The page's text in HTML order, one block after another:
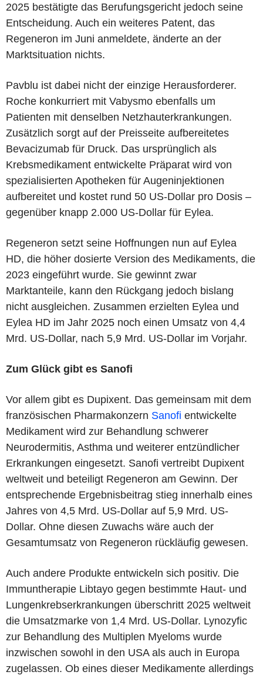
2025 bestätigte das Berufungsgericht jedoch seine
Entscheidung. Auch ein weiteres Patent, das
Regeneron im Juni anmeldete, änderte an der
Marktsituation nichts.
Pavblu ist dabei nicht der einzige Herausforderer.
Roche konkurriert mit Vabysmo ebenfalls um
Patienten mit denselben Netzhauterkrankungen.
Zusätzlich sorgt auf der Preisseite aufbereitetes
Bevacizumab für Druck. Das ursprünglich als
Krebsmedikament entwickelte Präparat wird von
spezialisierten Apotheken für Augeninjektionen
aufbereitet und kostet rund 50 US-Dollar pro Dosis –
gegenüber knapp 2.000 US-Dollar für Eylea.
Regeneron setzt seine Hoffnungen nun auf Eylea
HD, die höher dosierte Version des Medikaments, die
2023 eingeführt wurde. Sie gewinnt zwar
Marktanteile, kann den Rückgang jedoch bislang
nicht ausgleichen. Zusammen erzielten Eylea und
Eylea HD im Jahr 2025 noch einen Umsatz von 4,4
Mrd. US-Dollar, nach 5,9 Mrd. US-Dollar im Vorjahr.
Zum Glück gibt es Sanofi
Vor allem gibt es Dupixent. Das gemeinsam mit dem
französischen Pharmakonzern Sanofi entwickelte
Medikament wird zur Behandlung schwerer
Neurodermitis, Asthma und weiterer entzündlicher
Erkrankungen eingesetzt. Sanofi vertreibt Dupixent
weltweit und beteiligt Regeneron am Gewinn. Der
entsprechende Ergebnisbeitrag stieg innerhalb eines
Jahres von 4,5 Mrd. US-Dollar auf 5,9 Mrd. US-
Dollar. Ohne diesen Zuwachs wäre auch der
Gesamtumsatz von Regeneron rückläufig gewesen.
Auch andere Produkte entwickeln sich positiv. Die
Immuntherapie Libtayo gegen bestimmte Haut- und
Lungenkrebserkrankungen überschritt 2025 weltweit
die Umsatzmarke von 1,4 Mrd. US-Dollar. Lynozyfic
zur Behandlung des Multiplen Myeloms wurde
inzwischen sowohl in den USA als auch in Europa
zugelassen. Ob eines dieser Medikamente allerdings